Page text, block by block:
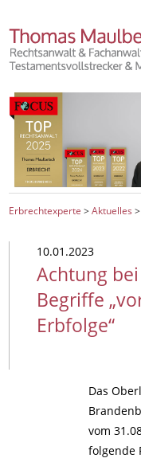
Erbrechtexperte >Aktuelles
10.01.2023
Achtung
Begriffe
Erbfolge“
Das
vom
folgende